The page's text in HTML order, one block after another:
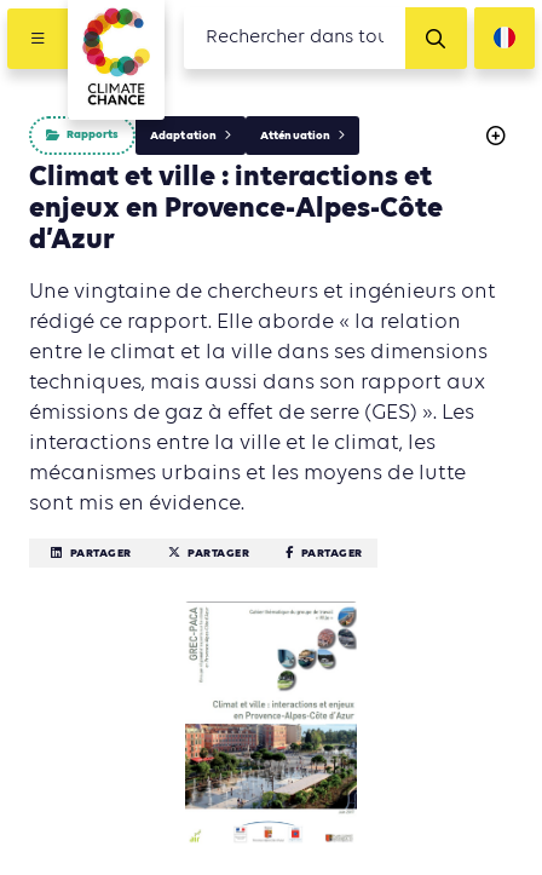
Rapports Adaptation Atténuation
Climat et ville : interactions et
enjeux en Provence-Alpes-Côte
d’Azur
Une vingtaine de chercheurs et ingénieurs ont
rédigé ce rapport. Elle aborde « la relation
entre le climat et la ville dans ses dimensions
techniques, mais aussi dans son rapport aux
émissions de gaz à effet de serre (GES) ». Les
interactions entre la ville et le climat, les
mécanismes urbains et les moyens de lutte
sont mis en évidence.
PARTAGER PARTAGER PARTAGER